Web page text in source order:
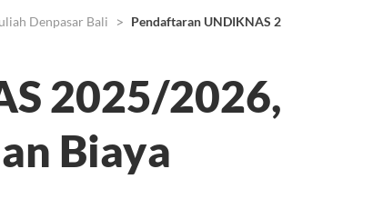
Denpasar Bali Pendaftaran UNDIKNAS 2025/2026,
2025/2026,
Biaya